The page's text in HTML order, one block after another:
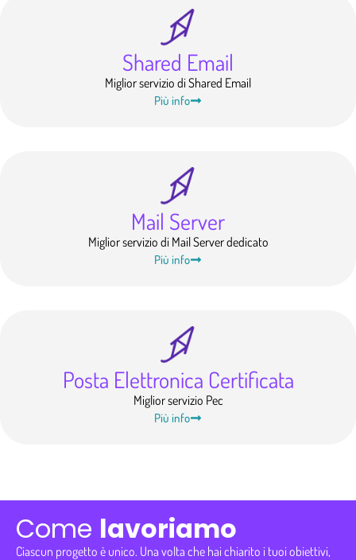
Shared Email
Miglior servizio di Shared Email
Più info
Mail Server
Miglior servizio di Mail Server dedicato
Più info
Posta Elettronica Certificata
Miglior servizio Pec
Più info
Come lavoriamo
Ciascun progetto è unico. Una volta che hai chiarito i tuoi obiettivi,